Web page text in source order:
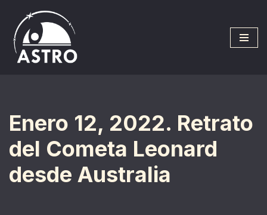
Saltar
al
contenido
Enero 12, 2022. Retrato
del Cometa Leonard
desde Australia